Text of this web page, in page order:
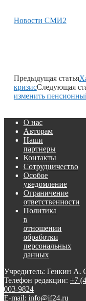
Новости СМИ2
Предыдущая статья
кризисСледующая
изменить
О нас
Авторам
Наши
партнеры
Контакты
Сотрудничество
Особое
уведомление
Ограничение
ответственности
Политика
в
отношении
обработки
персональных
данных
Учредитель: Генкин А.
Телефон редакции: +7
003-9824
E-mail: info@if24.ru